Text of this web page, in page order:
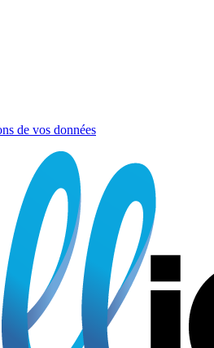
de vos données